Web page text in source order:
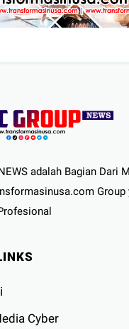
adalah Bagian Dari
Group
Cyber